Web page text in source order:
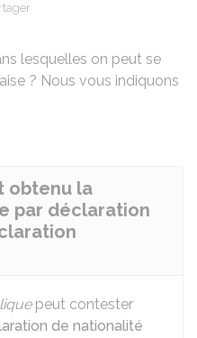
lesquelles on peut se
? Nous vous indiquons
obtenu la
par déclaration
peut contester
de nationalité